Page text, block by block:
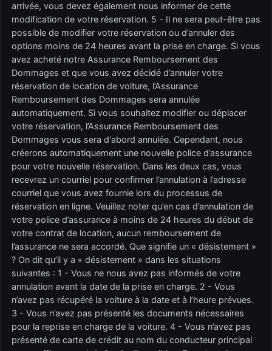
arrivée, vous devez également nous informer de cette
modification de votre réservation. 5 - Il ne sera peut-être pas
possible de modifier votre réservation ou d’annuler des
options moins de 24 heures avant la prise en charge. Si vous
avez acheté notre Assurance Remboursement des
Dommages et que vous avez décidé d’annuler votre
réservation de location de voiture, l’Assurance
Remboursement des Dommages sera annulée
automatiquement. Si vous souhaitez modifier ou déplacer
votre réservation, l’Assurance Remboursement des
Dommages vous sera d'abord annulée. Cependant, nous
créerons automatiquement une nouvelle police d’assurance
pour votre nouvelle réservation. Dans les deux cas, vous
recevrez un courriel pour confirmer l’annulation à l’adresse
courriel que vous avez fournie lors du processus de
réservation en ligne. Veuillez noter qu’en cas d’annulation de
votre police d’assurance à moins de 24 heures du début de
votre contrat de location, aucun remboursement de
l’assurance ne sera accordé. Que signifie un « désistement »
? On dit qu’il y a « désistement » dans les situations
suivantes : 1 - Vous ne nous avez pas informés de votre
annulation avant la date de la prise en charge. 2 - Vous
n’avez pas récupéré la voiture à la date et à l’heure prévues.
3 - Vous n’avez pas présenté les documents nécessaires
pour la reprise en charge de la voiture. 4 - Vous n’avez pas
présenté de carte de crédit au nom du conducteur principal